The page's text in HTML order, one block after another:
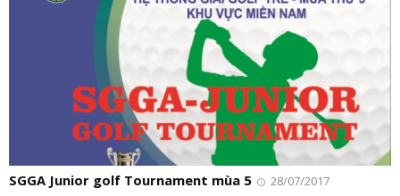
SGGA Junior golf Tournament mùa 5 28/07/2017